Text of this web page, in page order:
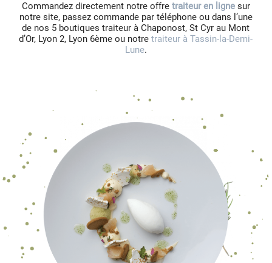
Commandez directement notre offre traiteur en lignesur
notre site, passez commande par téléphone ou dans l’une
de nos 5 boutiques traiteur à Chaponost, St Cyr au Mont
d’Or, Lyon 2, Lyon 6ème ou notretraiteur à Tassin-la-Demi-
Lune.